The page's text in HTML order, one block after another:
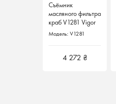
Съёмник
масляного фильтра
краб V1281 Vigor
Германия
Модель: V1281
4 272 ₴